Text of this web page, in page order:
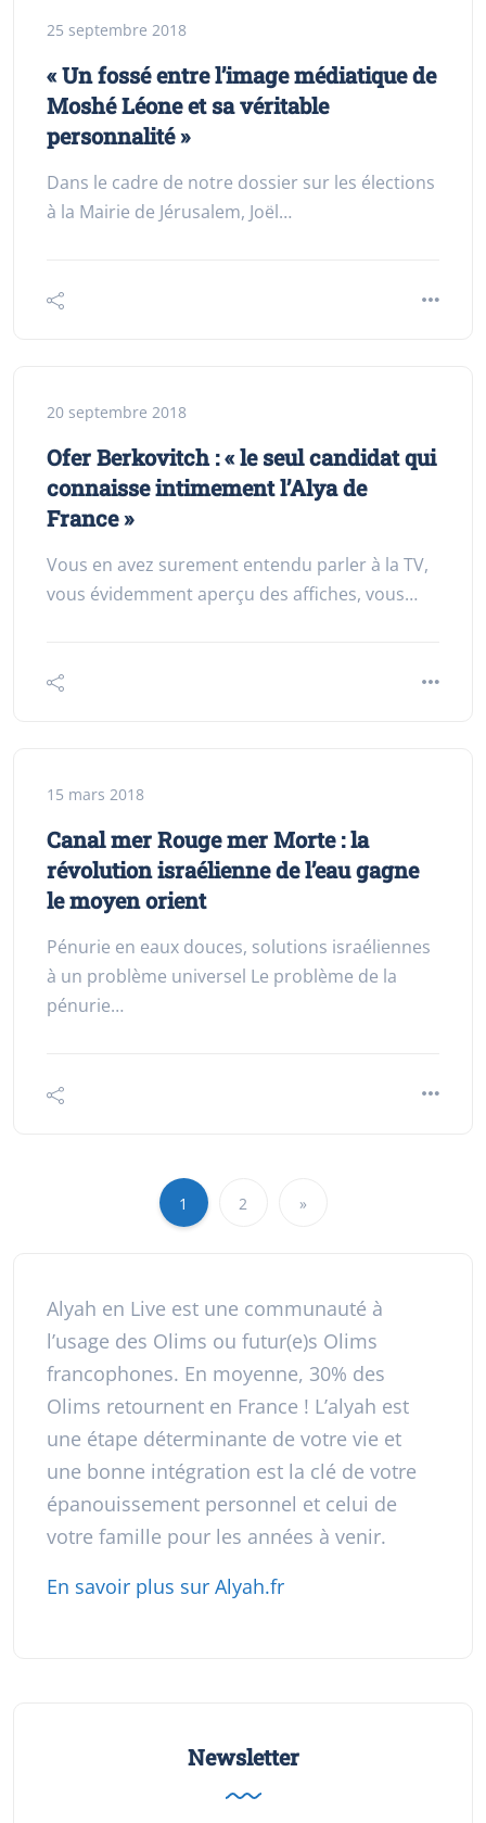
25 septembre 2018
« Un fossé entre l’image médiatique de
Moshé Léone et sa véritable
personnalité »
Dans le cadre de notre dossier sur les élections
à la Mairie de Jérusalem, Joël…
20 septembre 2018
Ofer Berkovitch : « le seul candidat qui
connaisse intimement l’Alya de
France »
Vous en avez surement entendu parler à la TV,
vous évidemment aperçu des affiches, vous…
15 mars 2018
Canal mer Rouge mer Morte : la
révolution israélienne de l’eau gagne
le moyen orient
Pénurie en eaux douces, solutions israéliennes
à un problème universel Le problème de la
pénurie…
1 2 »
Alyah en Live est une communauté à
l’usage des Olims ou futur(e)s Olims
francophones. En moyenne, 30% des
Olims retournent en France ! L’alyah est
une étape déterminante de votre vie et
une bonne intégration est la clé de votre
épanouissement personnel et celui de
votre famille pour les années à venir.
En savoir plus sur Alyah.fr
Newsletter